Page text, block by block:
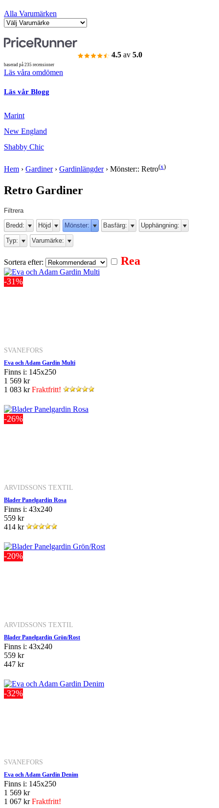
Alla Varumärken
4.5 av 5.0
baserad på 235 recensioner
Läs våra omdömen
Läs vår Blogg
Marint
New England
Shabby Chic
Hem › Gardiner› Gardinlängder› Mönster:: Retro(x)
Retro Gardiner
Filtrera
Bredd:
Höjd Mönster: Basfärg: Upphängning:
Typ: Varumärke:
Sortera efter: Rea
-31%
SVANEFORS
Eva och Adam Gardin Multi
Finns i: 145x250
1 569 kr
1 083 krFraktfritt!
-26%
ARVIDSSONS TEXTIL
Blader Panelgardin Rosa
Finns i: 43x240
559 kr
414 kr
-20%
ARVIDSSONS TEXTIL
Blader Panelgardin Grön/Rost
Finns i: 43x240
559 kr
447 kr
-32%
SVANEFORS
Eva och Adam Gardin Denim
Finns i: 145x250
1 569 kr
1 067 krFraktfritt!